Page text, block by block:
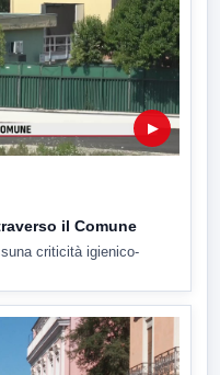
▶
il Comune
criticità igienico-